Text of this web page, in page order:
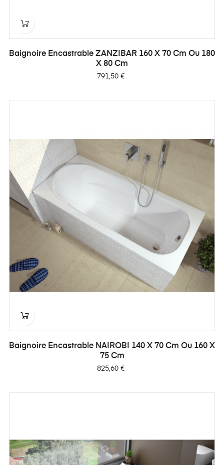
Baignoire Encastrable ZANZIBAR 160 X 70 Cm Ou 180
X 80 Cm
Prix
791,50 €
Baignoire Encastrable NAIROBI 140 X 70 Cm Ou 160 X
75 Cm
Prix
825,60 €